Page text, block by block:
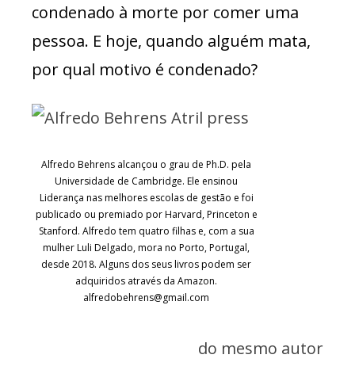
condenado à morte por comer uma
pessoa. E hoje, quando alguém mata,
por qual motivo é condenado?
Alfredo Behrens alcançou o grau de Ph.D. pela
Universidade de Cambridge. Ele ensinou
Liderança nas melhores escolas de gestão e foi
publicado ou premiado por Harvard, Princeton e
Stanford. Alfredo tem quatro filhas e, com a sua
mulher Luli Delgado, mora no Porto, Portugal,
desde 2018. Alguns dos seus livros podem ser
adquiridos através da Amazon.
alfredobehrens@gmail.com
do mesmo autor